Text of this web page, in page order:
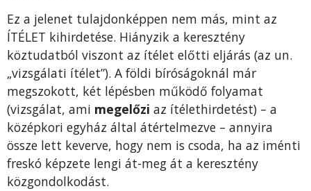
Ez a jelenet tulajdonképpen nem más, mint az
ÍTÉLET kihirdetése. Hiányzik a keresztény
köztudatból viszont az ítélet előtti eljárás (az un.
„vizsgálati ítélet”). A földi bíróságoknál már
megszokott, két lépésben működő folyamat
(vizsgálat, ami megelőzi az ítélethirdetést) – a
középkori egyház által átértelmezve – annyira
össze lett keverve, hogy nem is csoda, ha az iménti
freskó képzete lengi át-meg át a keresztény
közgondolkodást.